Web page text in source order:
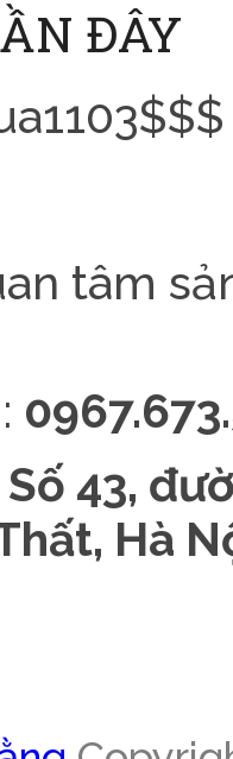
ĐÂY
tâm
Số 43,
Hà